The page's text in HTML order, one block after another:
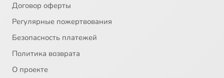
Договор оферты
Регулярные пожертвования
Безопасность платежей
Политика возврата
О проекте